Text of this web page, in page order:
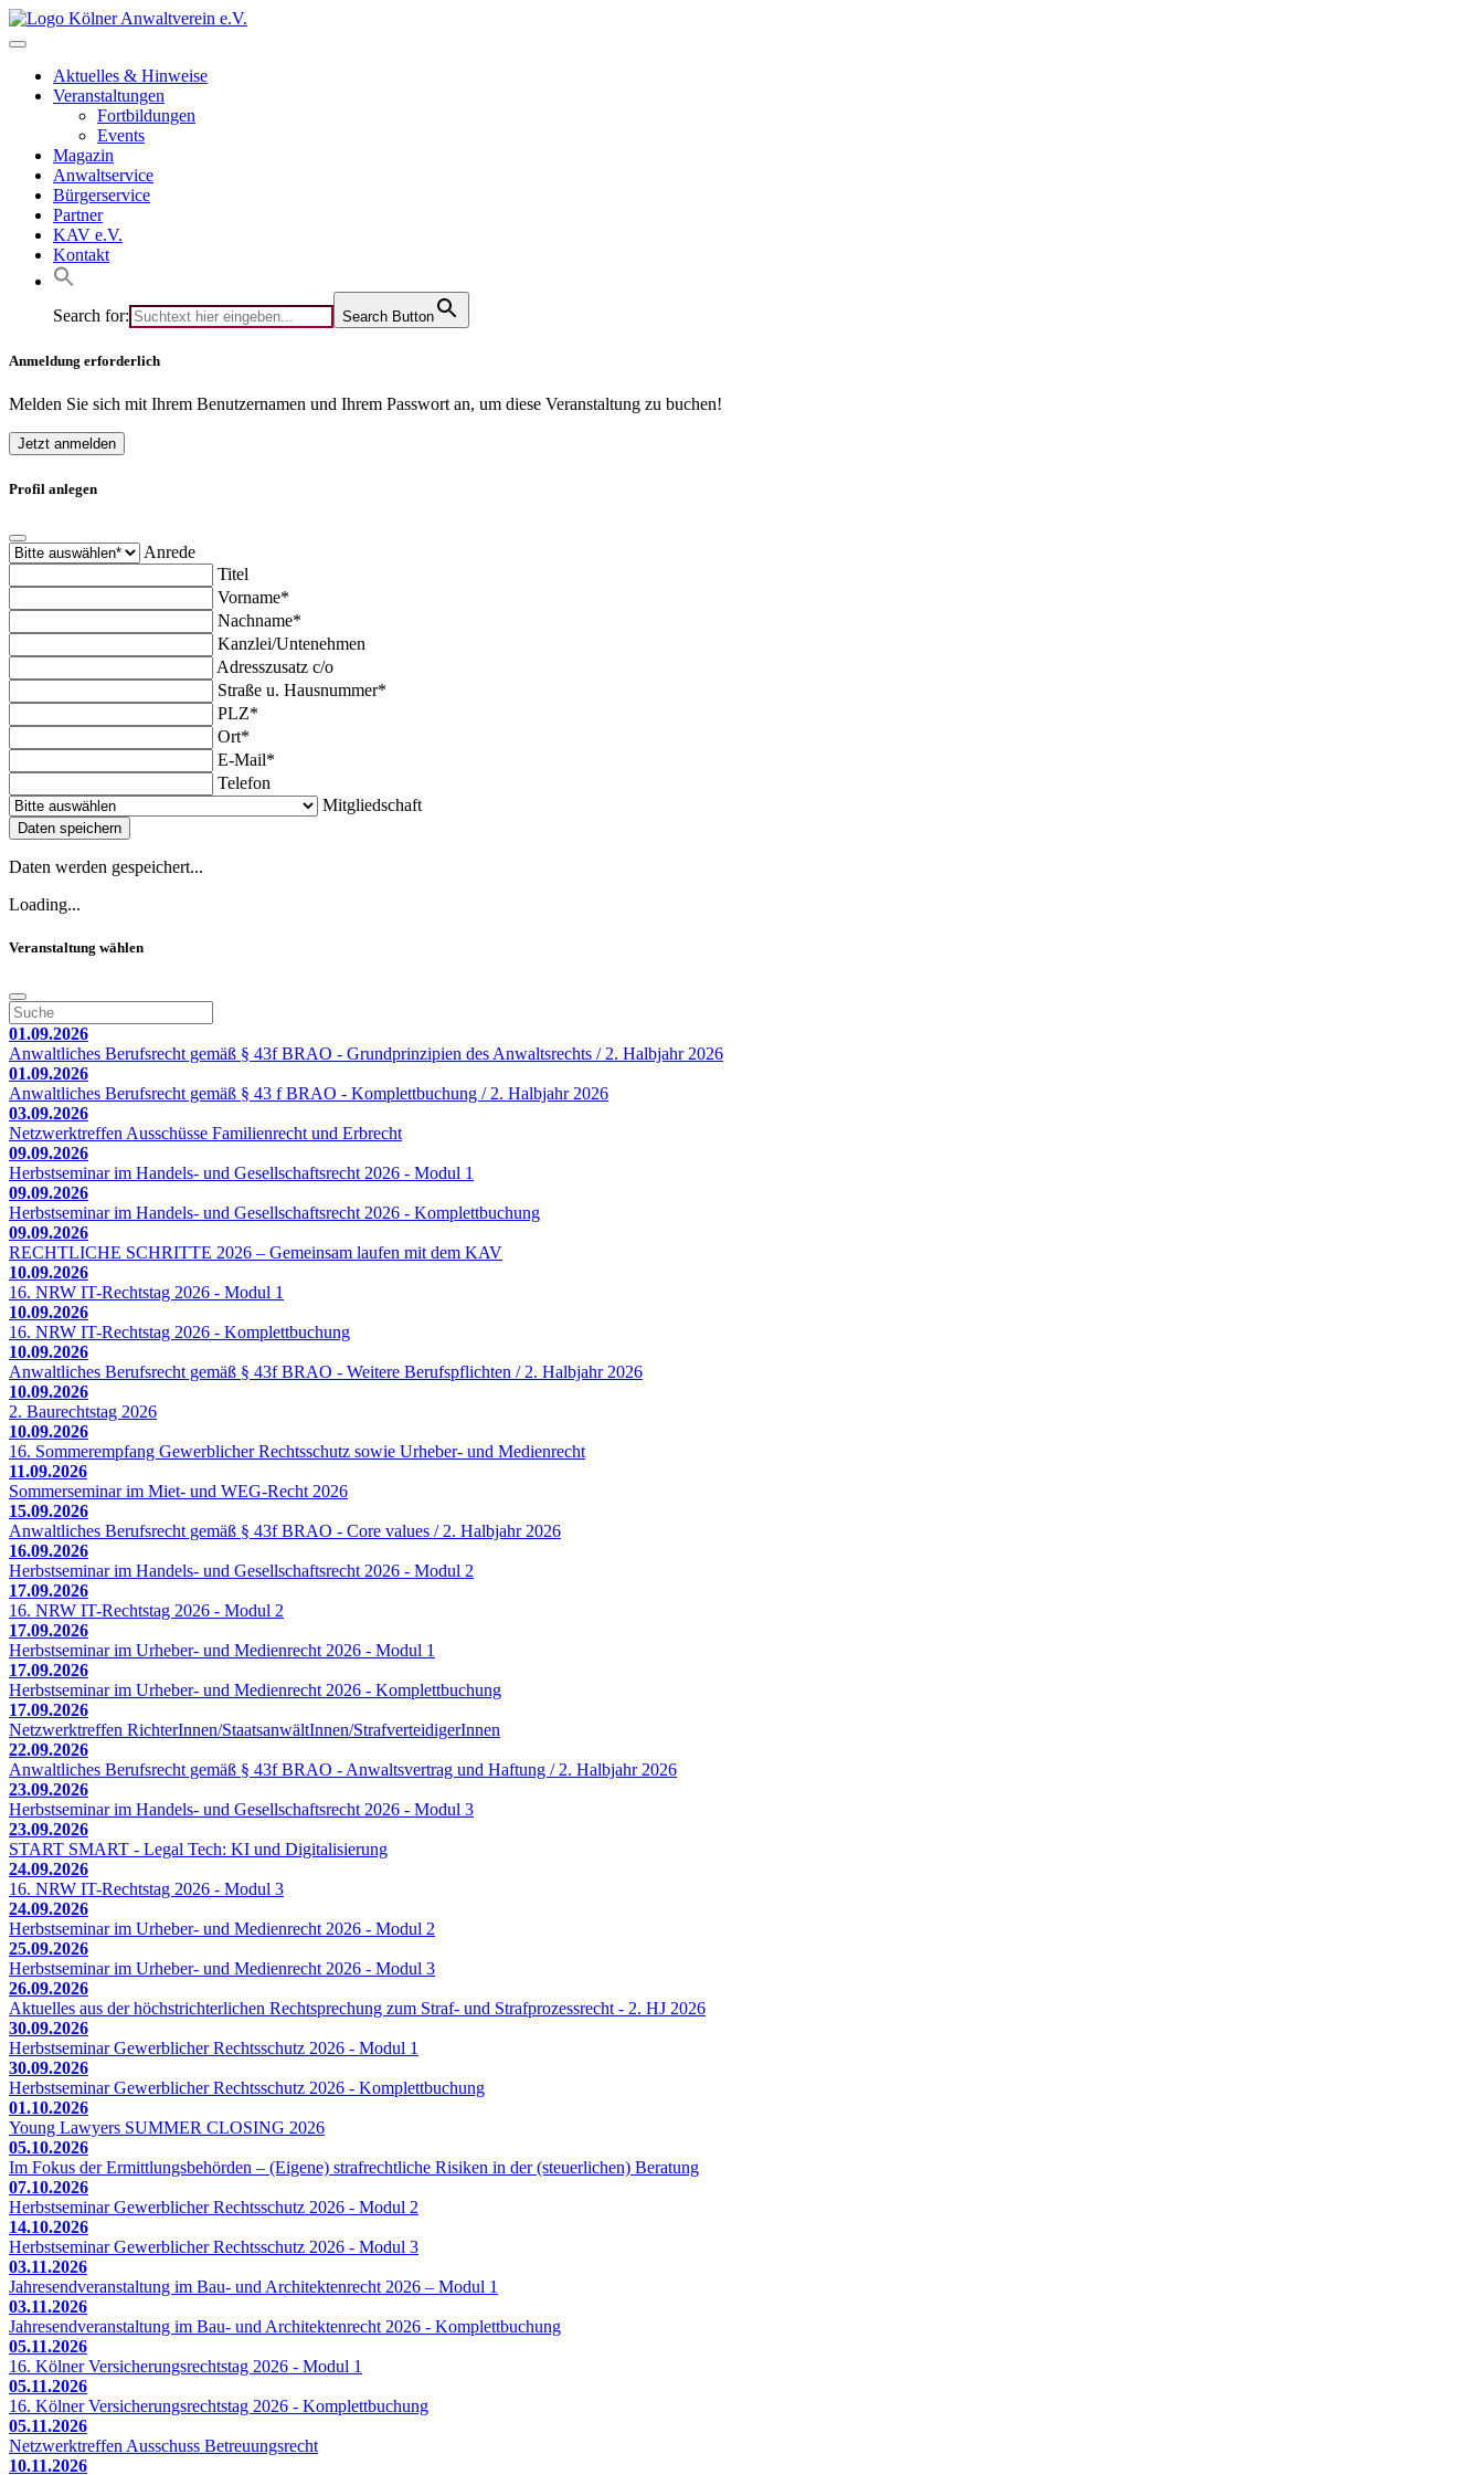
Skip
to
Aktuelles & Hinweise
Veranstaltungen
Fortbildungen
Events
Magazin
Anwaltservice
Bürgerservice
Partner
KAV e.V.
Kontakt
Search for: Search Button
Anmeldung erforderlich
Melden Sie sich mit Ihrem Benutzernamen und Ihrem Passwort an, um diese Veranstaltung zu buchen!
Jetzt anmelden
Profil anlegen
Anrede
Titel
Vorname*
Nachname*
Kanzlei/Untenehmen
Adresszusatz c/o
Straße u. Hausnummer*
PLZ*
Ort*
E-Mail*
Telefon
Mitgliedschaft
Daten speichern
Daten werden gespeichert...
Loading...
Veranstaltung wählen
01.09.2026
Anwaltliches Berufsrecht gemäß § 43f BRAO - Grundprinzipien des Anwaltsrechts / 2. Halbjahr 2026
01.09.2026
Anwaltliches Berufsrecht gemäß § 43 f BRAO - Komplettbuchung / 2. Halbjahr 2026
03.09.2026
Netzwerktreffen Ausschüsse Familienrecht und Erbrecht
09.09.2026
Herbstseminar im Handels- und Gesellschaftsrecht 2026 - Modul 1
09.09.2026
Herbstseminar im Handels- und Gesellschaftsrecht 2026 - Komplettbuchung
09.09.2026
RECHTLICHE SCHRITTE 2026 – Gemeinsam laufen mit dem KAV
10.09.2026
16. NRW IT-Rechtstag 2026 - Modul 1
10.09.2026
16. NRW IT-Rechtstag 2026 - Komplettbuchung
10.09.2026
Anwaltliches Berufsrecht gemäß § 43f BRAO - Weitere Berufspflichten / 2. Halbjahr 2026
10.09.2026
2. Baurechtstag 2026
10.09.2026
16. Sommerempfang Gewerblicher Rechtsschutz sowie Urheber- und Medienrecht
11.09.2026
Sommerseminar im Miet- und WEG-Recht 2026
15.09.2026
Anwaltliches Berufsrecht gemäß § 43f BRAO - Core values / 2. Halbjahr 2026
16.09.2026
Herbstseminar im Handels- und Gesellschaftsrecht 2026 - Modul 2
17.09.2026
16. NRW IT-Rechtstag 2026 - Modul 2
17.09.2026
Herbstseminar im Urheber- und Medienrecht 2026 - Modul 1
17.09.2026
Herbstseminar im Urheber- und Medienrecht 2026 - Komplettbuchung
17.09.2026
Netzwerktreffen RichterInnen/StaatsanwältInnen/StrafverteidigerInnen
22.09.2026
Anwaltliches Berufsrecht gemäß § 43f BRAO - Anwaltsvertrag und Haftung / 2. Halbjahr 2026
23.09.2026
Herbstseminar im Handels- und Gesellschaftsrecht 2026 - Modul 3
23.09.2026
START SMART - Legal Tech: KI und Digitalisierung
24.09.2026
16. NRW IT-Rechtstag 2026 - Modul 3
24.09.2026
Herbstseminar im Urheber- und Medienrecht 2026 - Modul 2
25.09.2026
Herbstseminar im Urheber- und Medienrecht 2026 - Modul 3
26.09.2026
Aktuelles aus der höchstrichterlichen Rechtsprechung zum Straf- und Strafprozessrecht - 2. HJ 2026
30.09.2026
Herbstseminar Gewerblicher Rechtsschutz 2026 - Modul 1
30.09.2026
Herbstseminar Gewerblicher Rechtsschutz 2026 - Komplettbuchung
01.10.2026
Young Lawyers SUMMER CLOSING 2026
05.10.2026
Im Fokus der Ermittlungsbehörden – (Eigene) strafrechtliche Risiken in der (steuerlichen) Beratung
07.10.2026
Herbstseminar Gewerblicher Rechtsschutz 2026 - Modul 2
14.10.2026
Herbstseminar Gewerblicher Rechtsschutz 2026 - Modul 3
03.11.2026
Jahresendveranstaltung im Bau- und Architektenrecht 2026 – Modul 1
03.11.2026
Jahresendveranstaltung im Bau- und Architektenrecht 2026 - Komplettbuchung
05.11.2026
16. Kölner Versicherungsrechtstag 2026 - Modul 1
05.11.2026
16. Kölner Versicherungsrechtstag 2026 - Komplettbuchung
05.11.2026
Netzwerktreffen Ausschuss Betreuungsrecht
10.11.2026